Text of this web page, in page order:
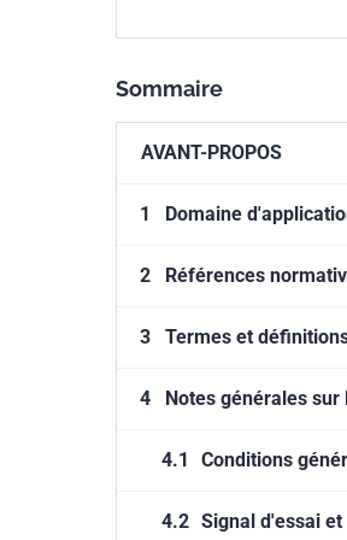
Sommaire
AVANT-PROPOS
1 Domaine
2 Références
3 Termes et
4 Notes générales
4.1 Conditions
4.2 Signal d'essai